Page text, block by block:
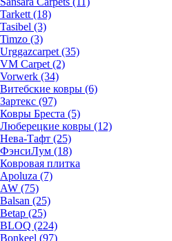
Tarkett (18)
Tasibel (3)
Timzo (3)
Urggazcarpet (35)
VM Carpet (2)
Vorwerk (34)
Витебские ковры (6)
Зартекс (97)
Ковры Бреста (5)
Люберецкие ковры (12)
Нева-Тафт (25)
ФэнсиЛум (18)
Ковровая плитка
Apoluza (7)
AW (75)
Balsan (25)
Betap (25)
BLOQ (224)
Bonkeel (97)